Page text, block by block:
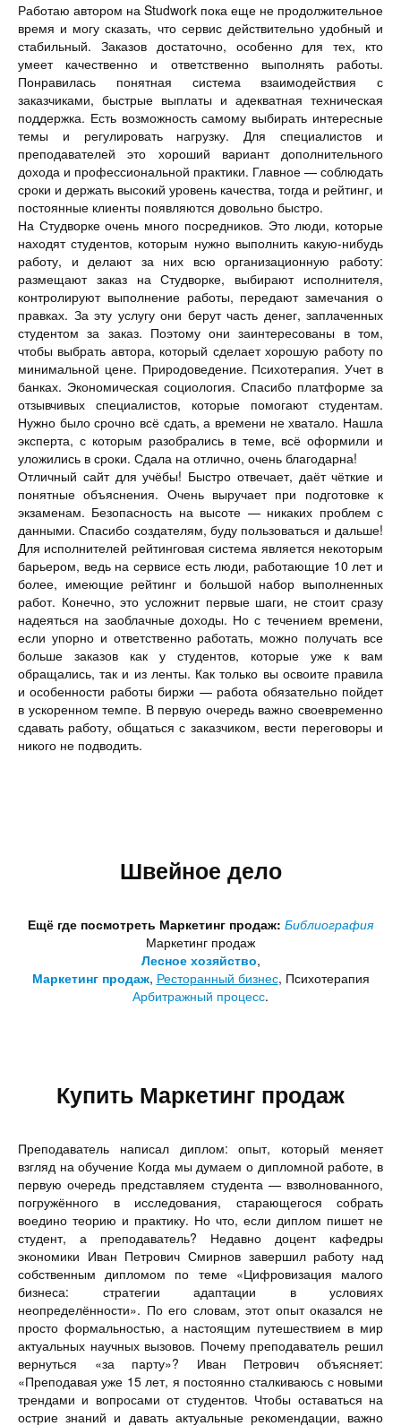
Работаю автором на Studwork пока еще не продолжительное
время и могу сказать, что сервис действительно удобный и
стабильный. Заказов достаточно, особенно для тех, кто
умеет качественно и ответственно выполнять работы.
Понравилась понятная система взаимодействия с
заказчиками, быстрые выплаты и адекватная техническая
поддержка. Есть возможность самому выбирать интересные
темы и регулировать нагрузку. Для специалистов и
преподавателей это хороший вариант дополнительного
дохода и профессиональной практики. Главное — соблюдать
сроки и держать высокий уровень качества, тогда и рейтинг, и
постоянные клиенты появляются довольно быстро.
На Студворке очень много посредников. Это люди, которые
находят студентов, которым нужно выполнить какую-нибудь
работу, и делают за них всю организационную работу:
размещают заказ на Студворке, выбирают исполнителя,
контролируют выполнение работы, передают замечания о
правках. За эту услугу они берут часть денег, заплаченных
студентом за заказ. Поэтому они заинтересованы в том,
чтобы выбрать автора, который сделает хорошую работу по
минимальной цене. Природоведение. Психотерапия. Учет в
банках. Экономическая социология. Спасибо платформе за
отзывчивых специалистов, которые помогают студентам.
Нужно было срочно всё сдать, а времени не хватало. Нашла
эксперта, с которым разобрались в теме, всё оформили и
уложились в сроки. Сдала на отлично, очень благодарна!
Отличный сайт для учёбы! Быстро отвечает, даёт чёткие и
понятные объяснения. Очень выручает при подготовке к
экзаменам. Безопасность на высоте — никаких проблем с
данными. Спасибо создателям, буду пользоваться и дальше!
Для исполнителей рейтинговая система является некоторым
барьером, ведь на сервисе есть люди, работающие 10 лет и
более, имеющие рейтинг и большой набор выполненных
работ. Конечно, это усложнит первые шаги, не стоит сразу
надеяться на заоблачные доходы. Но с течением времени,
если упорно и ответственно работать, можно получать все
больше заказов как у студентов, которые уже к вам
обращались, так и из ленты. Как только вы освоите правила
и особенности работы биржи — работа обязательно пойдет
в ускоренном темпе. В первую очередь важно своевременно
сдавать работу, общаться с заказчиком, вести переговоры и
никого не подводить.
Швейное дело
Ещё где посмотреть Маркетинг продаж: Библиография
Маркетинг продаж
Лесное хозяйство,
Маркетинг продаж, Ресторанный бизнес, Психотерапия
Арбитражный процесс.
Купить Маркетинг продаж
Преподаватель написал диплом: опыт, который меняет
взгляд на обучение Когда мы думаем о дипломной работе, в
первую очередь представляем студента — взволнованного,
погружённого в исследования, старающегося собрать
воедино теорию и практику. Но что, если диплом пишет не
студент, а преподаватель? Недавно доцент кафедры
экономики Иван Петрович Смирнов завершил работу над
собственным дипломом по теме «Цифровизация малого
бизнеса: стратегии адаптации в условиях
неопределённости». По его словам, этот опыт оказался не
просто формальностью, а настоящим путешествием в мир
актуальных научных вызовов. Почему преподаватель решил
вернуться «за парту»? Иван Петрович объясняет:
«Преподавая уже 15 лет, я постоянно сталкиваюсь с новыми
трендами и вопросами от студентов. Чтобы оставаться на
острие знаний и давать актуальные рекомендации, важно